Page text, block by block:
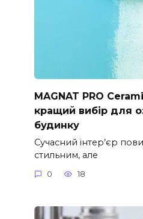
MAGNAT PRO
кращий вибір для
будинку
Сучасний інтер’єр
стильним, але
0 18